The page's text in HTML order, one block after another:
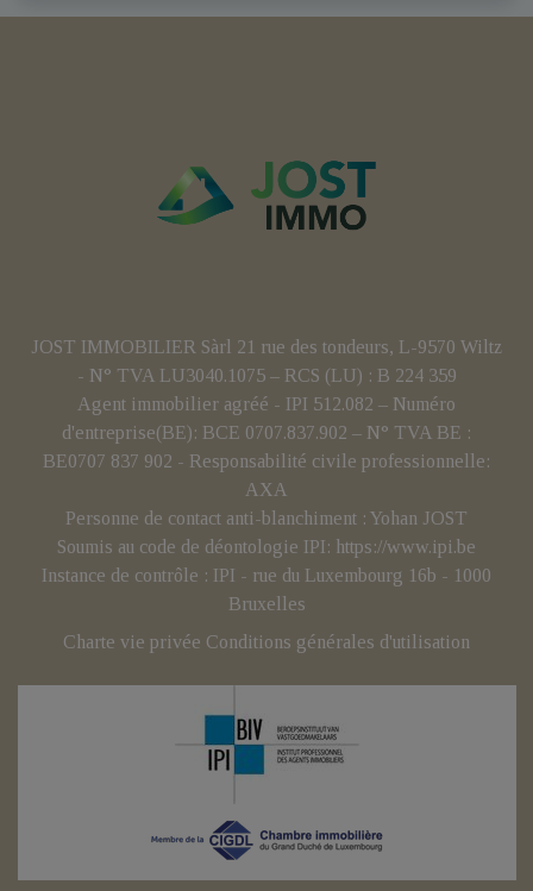
JOST IMMOBILIER Sàrl 21 rue des tondeurs, L-9570 Wiltz
- N° TVA LU3040.1075 – RCS (LU) : B 224 359
Agent immobilier agréé - IPI 512.082 – Numéro
d'entreprise(BE): BCE 0707.837.902 – N° TVA BE :
BE0707 837 902 - Responsabilité civile professionnelle:
AXA
Personne de contact anti-blanchiment : Yohan JOST
Soumis au code de déontologie IPI: https://www.ipi.be
Instance de contrôle : IPI - rue du Luxembourg 16b - 1000
Bruxelles
Charte vie privée Conditions générales d'utilisation